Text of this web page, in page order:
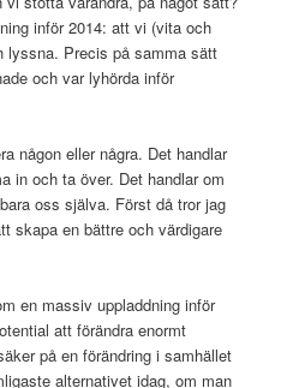
inför 2014: att vi (vita och
lyssna. Precis på samma sätt
och var lyhörda inför
någon eller några. Det handlar
in och ta över. Det handlar om
oss själva. Först då tror jag
skapa en bättre och värdigare
en massiv uppladdning inför
att förändra enormt
på en förändring i samhället
alternativet idag, om man